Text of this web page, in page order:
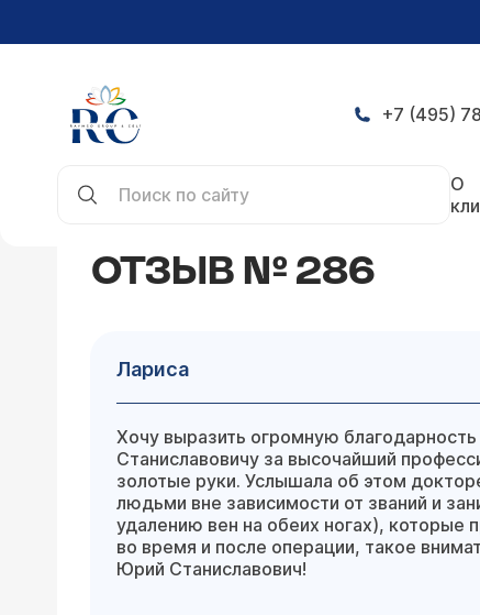
+7 (495)
О
ОТЗЫВ № 286
Лариса
Хочу выразить огромную
Станиславовичу за высочайший
золотые руки. Услышала об этом
людьми вне зависимости от званий и
удалению вен на обеих ногах), которые
во время и после операции, такое
Юрий Станиславович!